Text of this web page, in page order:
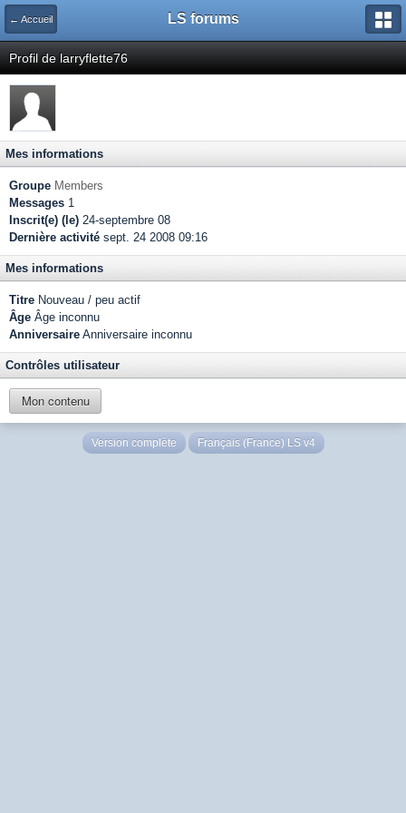
← Accueil LS forums
Profil de larryflette76
Mes informations
Groupe Members
Messages 1
Inscrit(e) (le) 24-septembre 08
Dernière activité sept. 24 2008 09:16
Mes informations
Titre Nouveau / peu actif
Âge Âge inconnu
Anniversaire Anniversaire inconnu
Contrôles utilisateur
Mon contenu
Version complète Français (France) LS v4